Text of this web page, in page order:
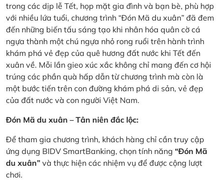
trong các dịp lễ Tết, họp mặt gia đình và bạn bè, phù hợp
với nhiều lứa tuổi, chương trình “Đón Mã du xuân” đã đem
đến những biến tấu sáng tạo khi nhân hóa quân cờ cá
ngựa thành một chú ngựa nhỏ rong ruổi trên hành trình
khám phá vẻ đẹp của quê hương đất nước khi Tết đến
xuân về. Mỗi lần gieo xúc xắc không chỉ mang đến cơ hội
trúng các phần quà hấp dẫn từ chương trình mà còn là
một bước tiến trên con đường khám phá di sản, vẻ đẹp
của đất nước và con người Việt Nam.
Đón Mã du xuân – Tân niên đắc lộc:
Để tham gia chương trình, khách hàng chỉ cần truy cập
ứng dụng BIDV SmartBanking, chọn tính năng “Đón Mã
du xuân” và thực hiện các nhiệm vụ để được cộng lượt
chơi.